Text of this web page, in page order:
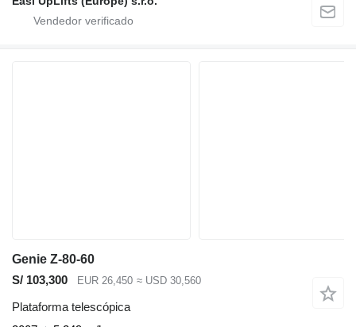
Genie Z-80-60
S/ 103,300
EUR 26,450 ≈ USD 30,560
Plataforma telescópica